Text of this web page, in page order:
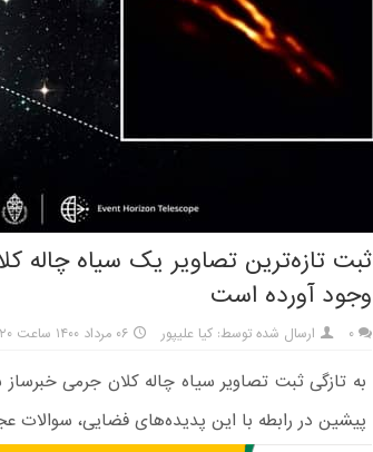
ثبت تازه‌ترین تصاویر یک سیاه چاله
وجود آورده است
۰ ارسال شده توسط: کیا علیپور ۰۶ مرداد ۱۴۰۰ ساعت ۱۷:۲۰
به تازگی ثبت تصاویر سیاه چاله کلان جرمی
پیشین در رابطه با این پدیده‌های فضایی، سوالات